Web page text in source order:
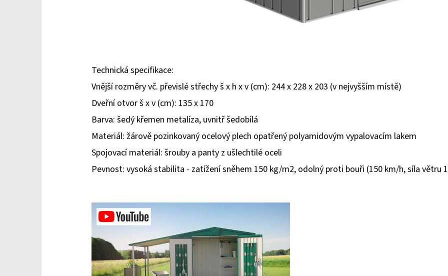
Technická specifikace:
Vnější rozměry vč. převislé střechy š x h x v (cm): 244 x 228 x 203 (v nejvyšším místě)
Dveřní otvor š x v (cm): 135 x 170
Barva: šedý křemen metalíza, uvnitř šedobílá
Materiál: žárově pozinkovaný ocelový plech opatřený polyamidovým vypalovacím lakem
Spojovací materiál: šrouby a panty z ušlechtilé oceli
Pevnost: vysoká stabilita - zatížení sněhem 150 kg/m2, odolný proti bouři (150 km/h, síla větru